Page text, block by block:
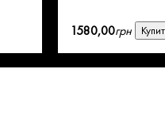
1580,00грн